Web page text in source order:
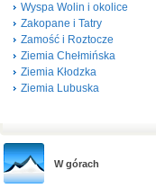
Wyspa Wolin i okolice
Zakopane i Tatry
Zamość i Roztocze
Ziemia Chełmińska
Ziemia Kłodzka
Ziemia Lubuska
W górach